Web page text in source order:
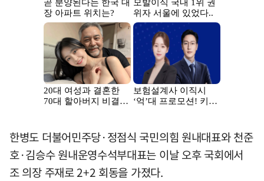
한병도 더불어민주당·정점식 국민의힘 원내대표와 천준
호·김승수 원내운영수석부대표는 이날 오후 국회에서
조 의장 주재로 2+2 회동을 가졌다.